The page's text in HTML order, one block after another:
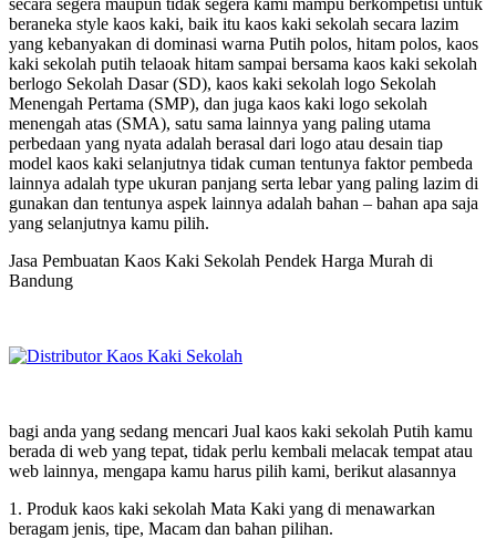
beraneka style kaos kaki, baik itu kaos kaki sekolah secara lazim
yang kebanyakan di dominasi warna Putih polos, hitam polos, kaos
kaki sekolah putih telaoak hitam sampai bersama kaos kaki sekolah
berlogo Sekolah Dasar (SD), kaos kaki sekolah logo Sekolah
Menengah Pertama (SMP), dan juga kaos kaki logo sekolah
menengah atas (SMA), satu sama lainnya yang paling utama
perbedaan yang nyata adalah berasal dari logo atau desain tiap
model kaos kaki selanjutnya tidak cuman tentunya faktor pembeda
lainnya adalah type ukuran panjang serta lebar yang paling lazim di
gunakan dan tentunya aspek lainnya adalah bahan – bahan apa saja
yang selanjutnya kamu pilih.
Jasa Pembuatan Kaos Kaki Sekolah Pendek Harga Murah di
Bandung
bagi anda yang sedang mencari Jual kaos kaki sekolah Putih kamu
berada di web yang tepat, tidak perlu kembali melacak tempat atau
web lainnya, mengapa kamu harus pilih kami, berikut alasannya
1. Produk kaos kaki sekolah Mata Kaki yang di menawarkan
beragam jenis, tipe, Macam dan bahan pilihan.